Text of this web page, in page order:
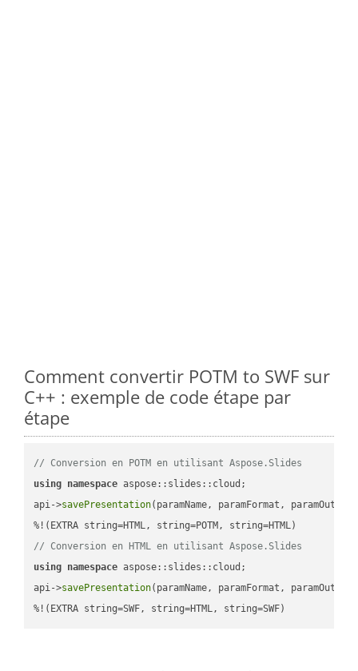
Comment convertir POTM to SWF sur
C++ : exemple de code étape par
étape
// Conversion en POTM en utilisant Aspose.Slides
using namespace aspose::slides::cloud;
api->savePresentation(paramName, paramFormat,
// Conversion en HTML en utilisant Aspose.Slides
using namespace aspose::slides::cloud;
api->savePresentation(paramName, paramFormat,
%!(EXTRA string=SWF, string=HTML, string=SWF)